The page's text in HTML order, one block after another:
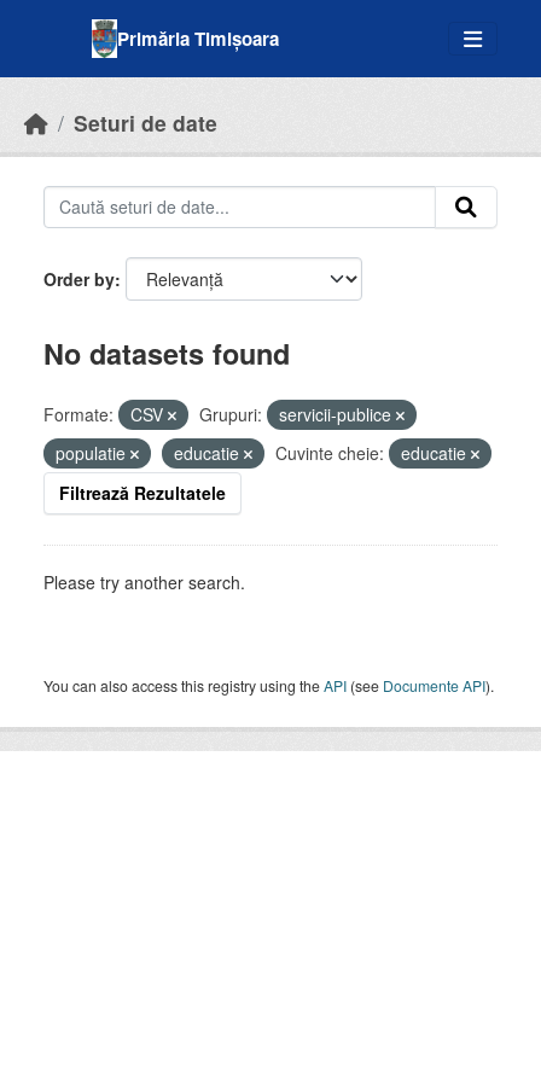
Primăria Timișoara
Seturi de date
Order by
No datasets found
Formate: CSV Grupuri:
servicii-publice
populatie
educatie Cuvinte cheie:
educatie
Filtrează Rezultatele
Please try another search.
You can also access this registry using theAPI (see Documente API).